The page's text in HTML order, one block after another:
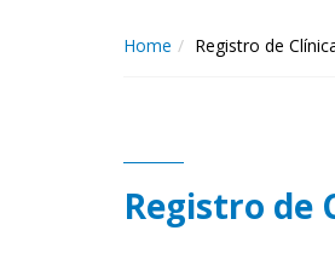
Home Registro de
Registro de